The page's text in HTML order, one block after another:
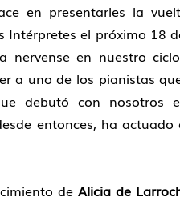
en presentarles la
Intérpretes el próximo 18
nervense en nuestro
a uno de los pianistas
debutó con nosotros
entonces, ha actuado
deAlicia de